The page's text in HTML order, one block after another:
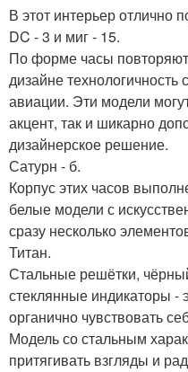
В этот интерьер отлично
DC - 3 и миг - 15.
По форме часы
дизайне технологичность
авиации. Эти модели
акцент, так и шикарно
дизайнерское решение.
Сатурн - б.
Корпус этих часов
белые модели с
сразу несколько
Титан.
Стальные решётки,
стеклянные индикаторы -
органично чувствовать
Модель со стальным
притягивать взгляды и